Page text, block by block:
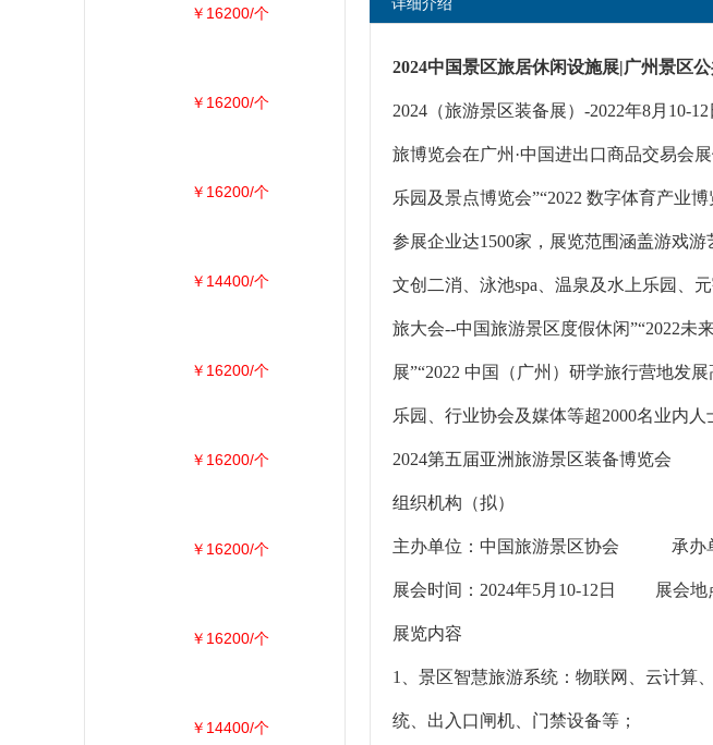
2024中国景区旅居休闲设施展|广州景区
2024（旅游景区装备展）-2022年8月10-
旅博览会在广州·中国进出口商品交易会
乐园及景点博览会”“2022 数字体育产业
参展企业达1500家，展览范围涵盖游戏
文创二消、泳池spa、温泉及水上乐园、
旅大会--中国旅游景区度假休闲”“2022未
展”“2022 中国（广州）研学旅行营地发
乐园、行业协会及媒体等超2000名业内人
2024第五届亚洲旅游景区装备博览会
组织机构（拟）
主办单位：中国旅游景区协会 承办单
展会时间：2024年5月10-12日 展会地
展览内容
1、景区智慧旅游系统：物联网、云计算
统、出入口闸机、门禁设备等；
￥16200/个
￥16200/个
￥16200/个
￥14400/个
￥16200/个
￥16200/个
￥16200/个
￥16200/个
￥14400/个